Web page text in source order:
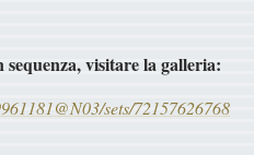
visitare la galleria:
sets/72157626768